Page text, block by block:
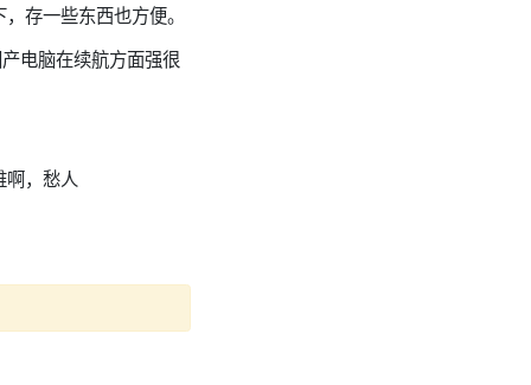
存一些东西也方便。
电脑在续航方面强很
，愁人